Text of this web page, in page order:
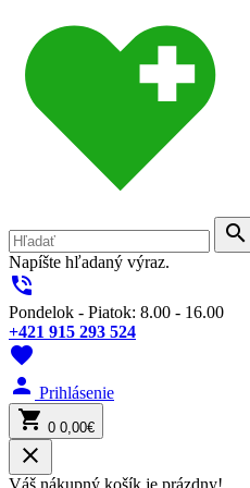
search
Napíšte hľadaný výraz.
phone_in_talk
Pondelok - Piatok: 8.00 - 16.00
+421 915 293 524
favorite
person Prihlásenie
shopping_cart 0 0,00€
close
Váš nákupný košík je prázdny!